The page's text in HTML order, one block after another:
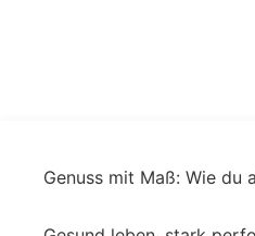
Genuss mit Maß: Wie du